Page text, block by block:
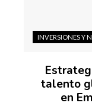
INVERSIONES Y
talento
en